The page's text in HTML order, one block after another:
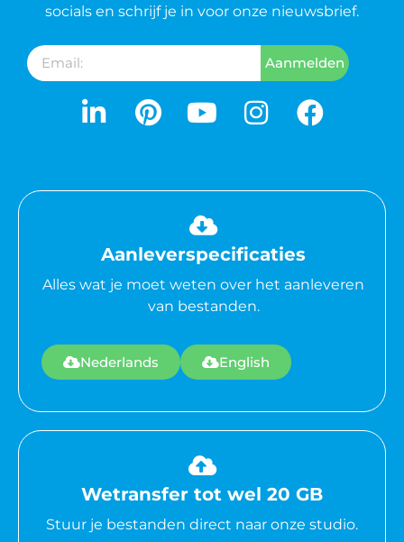
socials en schrijf je in voor onze nieuwsbrief.
Aanmelden
Aanleverspecificaties
Alles wat je moet weten over het aanleveren
van bestanden.
Nederlands English
Wetransfer tot wel 20 GB
Stuur je bestanden direct naar onze studio.